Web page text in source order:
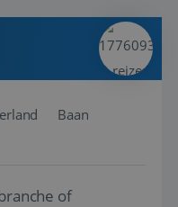
...
Baan
of